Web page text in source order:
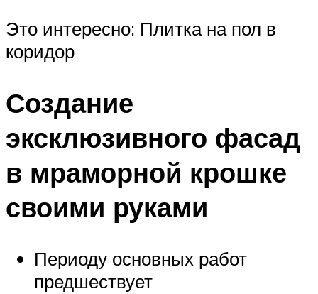
Это интересно: Плитка на пол в
коридор
Создание
эксклюзивного фасад
в мраморной крошке
своими руками
Периоду основных работ
предшествует